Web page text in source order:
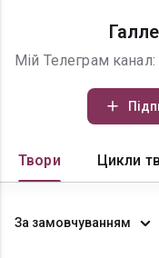
Твори Цикли
За замовчуванням